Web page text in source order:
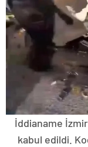
İddianame
kabul edildi.